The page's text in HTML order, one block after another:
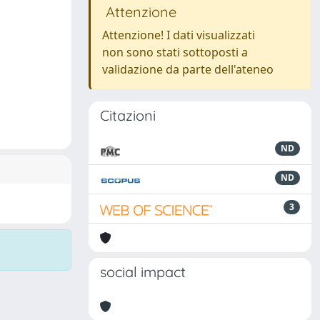
Attenzione
Attenzione! I dati visualizzati
non sono stati sottoposti a
validazione da parte dell'ateneo
Citazioni
ND
ND
3
social impact